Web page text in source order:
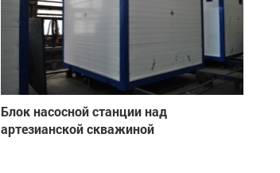
Блок насосной станции над
артезианской скважиной